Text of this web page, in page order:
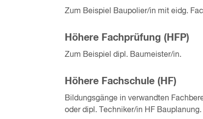
Zum Beispiel Baupolier/in mit eidg.
Höhere Fachprüfung (HFP)
Zum Beispiel dipl. Baumeister/in.
Höhere Fachschule (HF)
Bildungsgänge in verwandten
oder dipl. Techniker/in HF Bauplanung.